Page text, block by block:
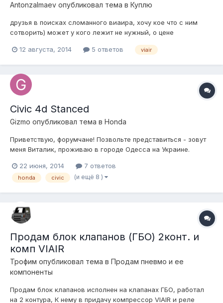
Antonzalmaev опубликовал тема в Куплю
друзья в поисках сломанного виаира, хочу кое что с ним
сотворить) может у кого лежит не нужный, о цене
12 августа, 2014
5 ответов viair
Civic 4d Stanced
Gizmo опубликовал тема в Honda
Приветствую, форумчане! Позвольте представиться - зовут
меня Виталик, проживаю в городе Одесса на Украине.
несколько лет пытаюсь сделать Цивик всё ниже и всё шире,
согласно канонам Stance. :До сих пор шкрябал асфальт с
22 июня, 2014 7 ответов
honda civic (и ещё 8 )
Продам блок клапанов (ГБО) 2конт. и
комп VIAIR
Трофим опубликовал тема в Продам пневмо и ее
компоненты
Продам блок клапанов исполнен на клапанах ГБО, работал
на 2 контура, К нему в придачу компрессор VIAIR и реле